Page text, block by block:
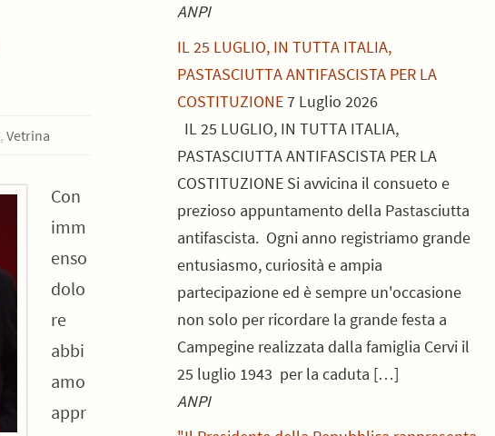
,Vetrina
Con
imm
enso
dolo
re
abbi
amo
appr
ANPI
IL 25 LUGLIO, IN TUTTA ITALIA,
PASTASCIUTTA ANTIFASCISTA PER LA
COSTITUZIONE7 Luglio 2026
IL 25 LUGLIO, IN TUTTA ITALIA,
PASTASCIUTTA ANTIFASCISTA PER LA
COSTITUZIONE Si avvicina il consueto e
prezioso appuntamento della Pastasciutta
antifascista. Ogni anno registriamo grande
entusiasmo, curiosità e ampia
partecipazione ed è sempre un'occasione
non solo per ricordare la grande festa a
Campegine realizzata dalla famiglia Cervi il
25 luglio 1943 per la caduta […]
ANPI